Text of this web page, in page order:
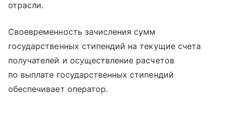
отрасли.
Своевременность зачисления сумм
государственных стипендий на текущие счета
получателей и осуществление расчетов
по выплате государственных стипендий
обеспечивает оператор.